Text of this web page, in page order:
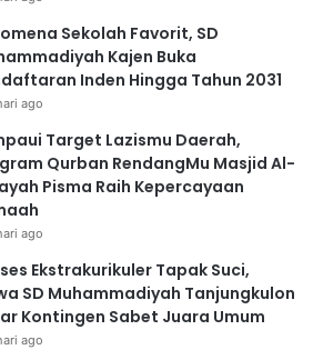
Sekolah Favorit, SD
Kajen Buka
Inden Hingga Tahun 2031
ago
Target Lazismu Daerah,
Qurban RendangMu Masjid Al-
Pisma Raih Kepercayaan
ago
Ekstrakurikuler Tapak Suci,
SD Muhammadiyah Tanjungkulon
Kontingen Sabet Juara Umum
ago